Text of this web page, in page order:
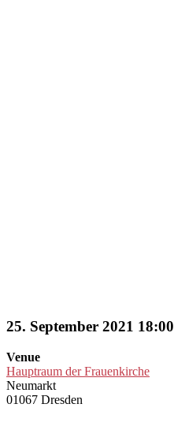
25. September 2021 18:00
Venue
Hauptraum der Frauenkirche
Neumarkt
01067 Dresden